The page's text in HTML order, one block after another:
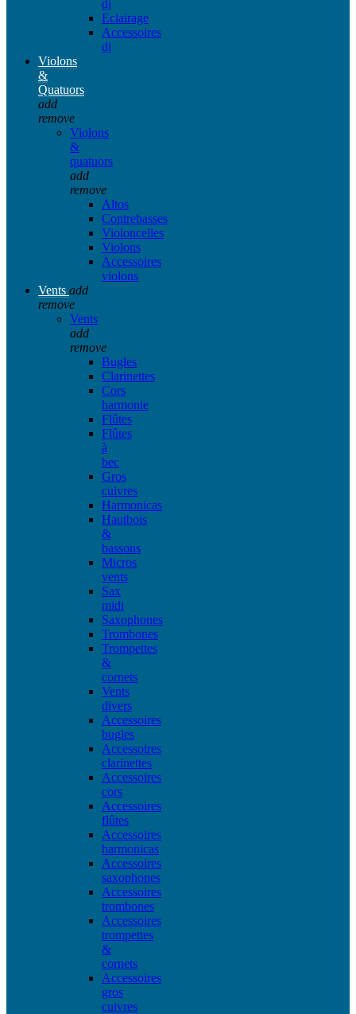
dj
Eclairage
Accessoires
dj
Violons
&
Quatuors
add
remove
Violons
&
quatuors
add
remove
Altos
Contrebasses
Violoncelles
Violons
Accessoires
violons
Vents add
remove
Vents
add
remove
Bugles
Clarinettes
Cors
harmonie
Flûtes
Flûtes
à
bec
Gros
cuivres
Harmonicas
Hautbois
&
bassons
Micros
vents
Sax
midi
Saxophones
Trombones
Trompettes
&
cornets
Vents
divers
Accessoires
bugles
Accessoires
clarinettes
Accessoires
cors
Accessoires
flûtes
Accessoires
harmonicas
Accessoires
saxophones
Accessoires
trombones
Accessoires
trompettes
&
cornets
Accessoires
gros
cuivres